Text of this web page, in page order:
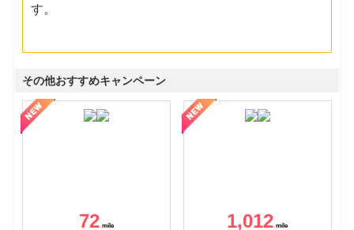
す。
その他おすすめキャンペーン
72 1,012